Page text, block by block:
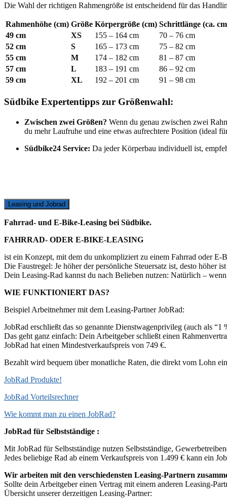
Die Wahl der richtigen Rahmengröße ist entscheidend für das
Rahmenhöhe (cm) Größe Körpergröße (cm) Schrittlänge (ca.
49 cm
XS 155 – 164 cm
70 – 76 cm
52 cm
S 165 – 173 cm
75 – 82 cm
55 cm
M 174 – 182 cm
81 – 87 cm
57 cm
L 183 – 191 cm
86 – 92 cm
59 cm
XL 192 – 201 cm 91 – 98 cm
Südbike Expertentipps zur Größenwahl:
Zwischen zwei Größen? Wenn du genau zwischen zwei
du mehr Laufruhe und eine etwas aufrechtere Position (ideal
Südbike24 Service: Da jeder Körperbau individuell ist,
Leasing und Jobrad
Fahrrad- und E-Bike-Leasing bei Südbike.
FAHRRAD- ODER E-BIKE-LEASING
ist ein Konzept, mit dem du unkompliziert zu einem Fahrrad oder
Die Faustregel: Je höher der persönliche Steuersatz ist, desto höher
Dein Leasing-Rad kannst du nach Belieben nutzen: Natürlich –
WIE FUNKTIONIERT DAS?
Beispiel Arbeitnehmer mit dem Leasing-Partner JobRad:
JobRad erschließt das so genannte Dienstwagenprivileg (auch als
Das geht ganz einfach: Dein Arbeitgeber schließt einen
JobRad hat einen Mindestverkaufspreis von 749 €.
Bezahlt wird bequem über monatliche Raten, die direkt vom Lohn
JobRad Produkte!
JobRad Vorteilsrechner
Wie kommt man zu einen JobRad?
JobRad für Selbstständige :
Mit JobRad für Selbstständige nutzen Selbstständige,
Jedes beliebige Rad ab einem Verkaufspreis von 1.499 € kann ein
Wir arbeiten mit den verschiedensten Leasing-Partnern
Sollte dein Arbeitgeber einen Vertrag mit einem anderen Leasing-
Übersicht unserer derzeitigen Leasing-Partner: